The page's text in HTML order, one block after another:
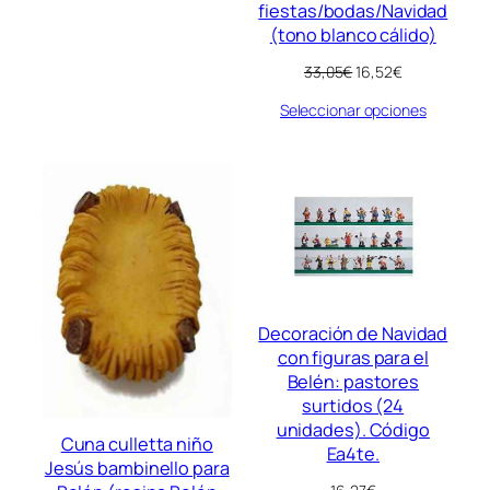
fiestas/bodas/Navidad
(tono blanco cálido)
33,05€El
original
16,52€El
actual
Seleccionar opciones
Cuna culletta niño
Jesús bambinello para
Decoración de Navidad
con figuras para el
Belén: pastores
surtidos (24
unidades). Código
Ea4te.